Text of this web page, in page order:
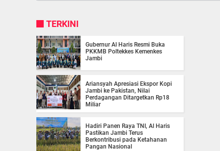
TERKINI
Gubernur Al Haris Resmi Buka
PKKMB Poltekkes Kemenkes
Jambi
Ariansyah Apresiasi Ekspor Kopi
Jambi ke Pakistan, Nilai
Perdagangan Ditargetkan Rp18
Miliar
Hadiri Panen Raya TNI, Al Haris
Pastikan Jambi Terus
Berkontribusi pada Ketahanan
Pangan Nasional